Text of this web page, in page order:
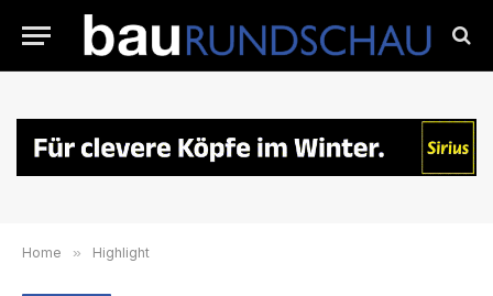
Home » Highlight